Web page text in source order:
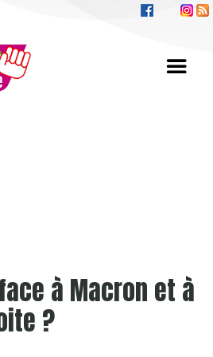
à Macron et à
?